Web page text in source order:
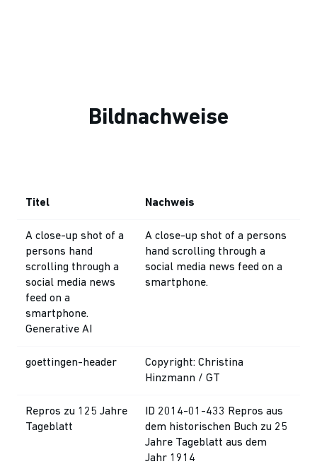
Bildnachweise
Titel Nachweis
A close-up shot of a
persons hand
scrolling through a
social media news
feed on a
smartphone.
Generative AI
A close-up shot of a persons
hand scrolling through a
social media news feed on a
smartphone.
goettingen-header
Copyright: Christina
Hinzmann / GT
Repros zu 125 Jahre
Tageblatt
ID 2014-01-433 Repros aus
dem historischen Buch zu 25
Jahre Tageblatt aus dem
Jahr 1914